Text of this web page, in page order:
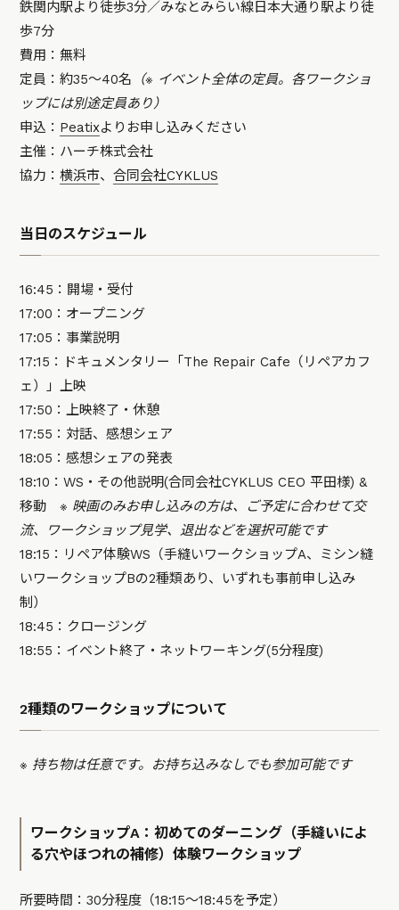
鉄関内駅より徒歩3分／みなとみらい線日本大通り駅より徒
歩7分
費用：無料
定員：約35〜40名 （※ イベント全体の定員。各ワークショ
ップには別途定員あり）
申込： Peatixよりお申し込みください
主催：ハーチ株式会社
協力：横浜市、合同会社CYKLUS
当日のスケジュール
16:45：開場・受付
17:00：オープニング
17:05：事業説明
17:15：ドキュメンタリー「The Repair Cafe（リペアカフ
ェ）」上映
17:50：上映終了・休憩
17:55：対話、感想シェア
18:05：感想シェアの発表
18:10：WS・その他説明(合同会社CYKLUS CEO 平田様) &
移動※ 映画のみお申し込みの方は、ご予定に合わせて交
流、ワークショップ見学、退出などを選択可能です
18:15：リペア体験WS（手縫いワークショップA、ミシン縫
いワークショップBの2種類あり、いずれも事前申し込み
制）
18:45：クロージング
18:55：イベント終了・ネットワーキング(5分程度)
2種類のワークショップについて
※ 持ち物は任意です。お持ち込みなしでも参加可能です
ワークショップA：初めてのダーニング（手縫いによ
る穴やほつれの補修）体験ワークショップ
所要時間：30分程度（18:15〜18:45を予定）